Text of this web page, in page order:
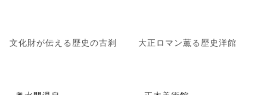
文化財が伝える歴史の古刹 大正ロマン薫る歴史洋館